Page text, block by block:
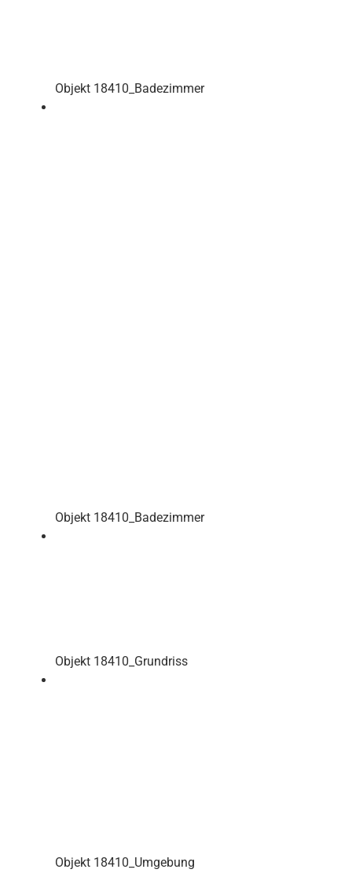
Objekt 18410_Badezimmer
Objekt 18410_Badezimmer
Objekt 18410_Grundriss
Objekt 18410_Umgebung